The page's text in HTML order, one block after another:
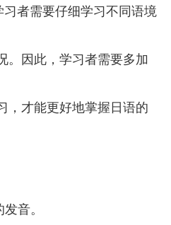
者需要仔细学习不同语境
。因此，学习者需要多加
，才能更好地掌握日语的
音。